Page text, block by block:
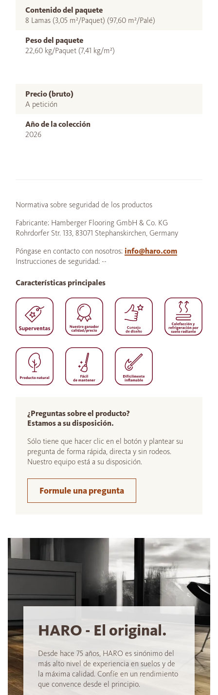
Contenido del paquete
8 Lamas (3,05 m²/Paquet) (97,60 m²/Palé)
Peso del paquete
22,60 kg/Paquet (7,41 kg/m²)
Precio (bruto)
A petición
Año de la colección
2026
Normativa sobre seguridad de los productos
Fabricante: Hamberger Flooring GmbH & Co. KG
Rohrdorfer Str. 133, 83071 Stephanskirchen, Germany
Póngase en contacto con nosotros: info@haro.com
Instrucciones de seguridad: --
¿Preguntas sobre el producto?
Estamos a su disposición.
Sólo tiene que hacer clic en el botón y plantear su
pregunta de forma rápida, directa y sin rodeos.
Nuestro equipo está a su disposición.
Formule una pregunta
Características principales
HARO - El original.
Desde hace 75 años, HARO es sinónimo del
más alto nivel de experiencia en suelos y de
la máxima calidad. Confíe en un rendimiento
que convence desde el principio.